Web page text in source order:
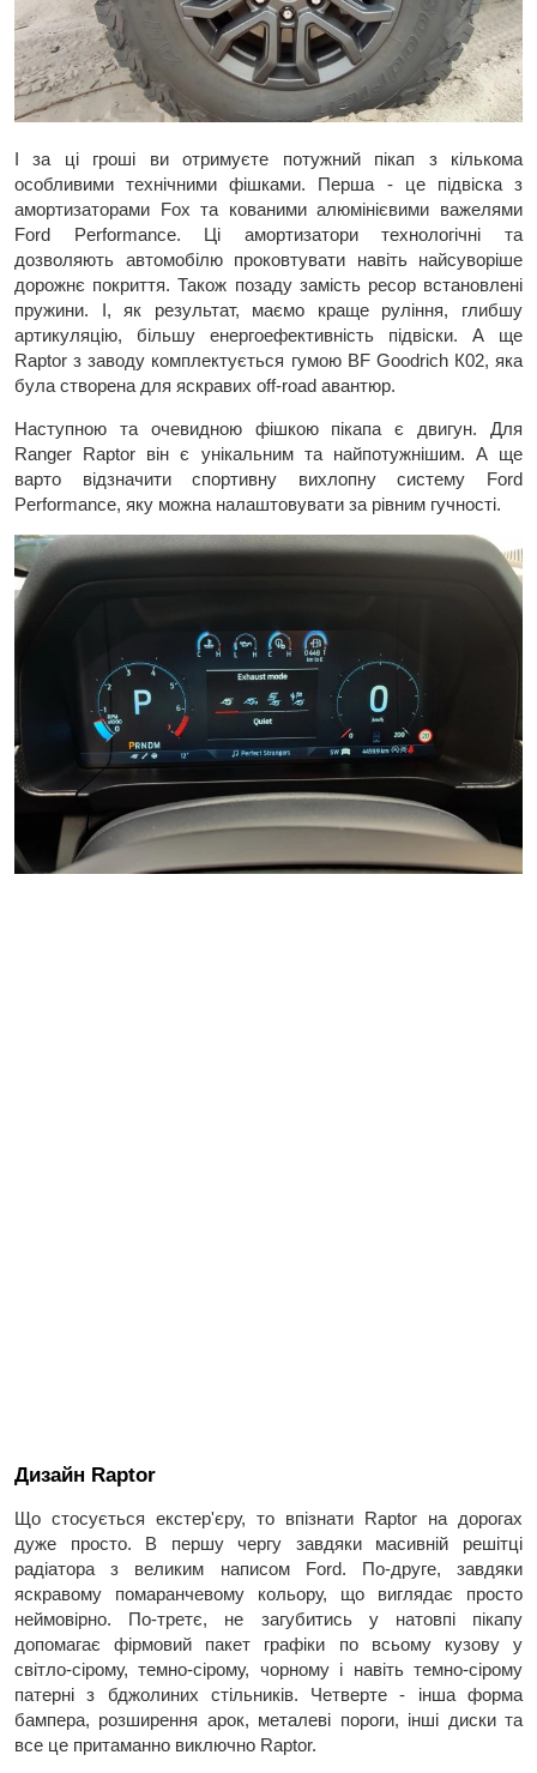
І за ці гроші ви отримуєте потужний пікап з кількома
особливими технічними фішками. Перша - це підвіска з
амортизаторами Fox та кованими алюмінієвими важелями
Ford Performance. Ці амортизатори технологічні та
дозволяють автомобілю проковтувати навіть найсуворіше
дорожнє покриття. Також позаду замість ресор встановлені
пружини. І, як результат, маємо краще руління, глибшу
артикуляцію, більшу енергоефективність підвіски. А ще
Raptor з заводу комплектується гумою BF Goodrich К02, яка
була створена для яскравих off-road авантюр.
Наступною та очевидною фішкою пікапа є двигун. Для
Ranger Raptor він є унікальним та найпотужнішим. А ще
варто відзначити спортивну вихлопну систему Ford
Performance, яку можна налаштовувати за рівним гучності.
Дизайн Raptor
Що стосується екстер'єру, то впізнати Raptor на дорогах
дуже просто. В першу чергу завдяки масивній решітці
радіатора з великим написом Ford. По-друге, завдяки
яскравому помаранчевому кольору, що виглядає просто
неймовірно. По-третє, не загубитись у натовпі пікапу
допомагає фірмовий пакет графіки по всьому кузову у
світло-сірому, темно-сірому, чорному і навіть темно-сірому
патерні з бджолиних стільників. Четверте - інша форма
бампера, розширення арок, металеві пороги, інші диски та
все це притаманно виключно Raptor.